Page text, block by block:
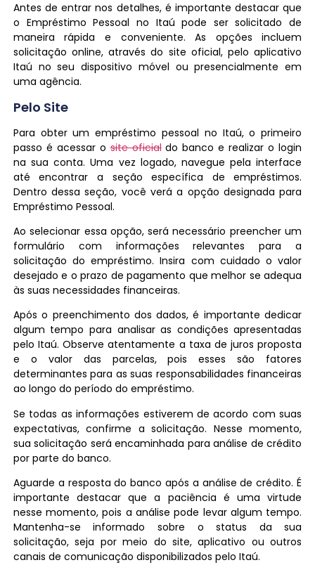
Antes de entrar nos detalhes, é importante destacar que
o Empréstimo Pessoal no Itaú pode ser solicitado de
maneira rápida e conveniente. As opções incluem
solicitação online, através do site oficial, pelo aplicativo
Itaú no seu dispositivo móvel ou presencialmente em
uma agência.
Pelo Site
Para obter um empréstimo pessoal no Itaú, o primeiro
passo é acessar osite oficialdo banco e realizar o login
na sua conta. Uma vez logado, navegue pela interface
até encontrar a seção específica de empréstimos.
Dentro dessa seção, você verá a opção designada para
Empréstimo Pessoal.
Ao selecionar essa opção, será necessário preencher um
formulário com informações relevantes para a
solicitação do empréstimo. Insira com cuidado o valor
desejado e o prazo de pagamento que melhor se adequa
às suas necessidades financeiras.
Após o preenchimento dos dados, é importante dedicar
algum tempo para analisar as condições apresentadas
pelo Itaú. Observe atentamente a taxa de juros proposta
e o valor das parcelas, pois esses são fatores
determinantes para as suas responsabilidades financeiras
ao longo do período do empréstimo.
Se todas as informações estiverem de acordo com suas
expectativas, confirme a solicitação. Nesse momento,
sua solicitação será encaminhada para análise de crédito
por parte do banco.
Aguarde a resposta do banco após a análise de crédito. É
importante destacar que a paciência é uma virtude
nesse momento, pois a análise pode levar algum tempo.
Mantenha-se informado sobre o status da sua
solicitação, seja por meio do site, aplicativo ou outros
canais de comunicação disponibilizados pelo Itaú.